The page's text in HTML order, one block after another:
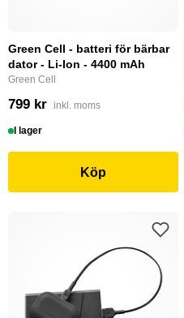
Green Cell - batteri för bärbar
dator - Li-Ion - 4400 mAh
Green Cell
799 kr inkl. moms
I lager
Köp